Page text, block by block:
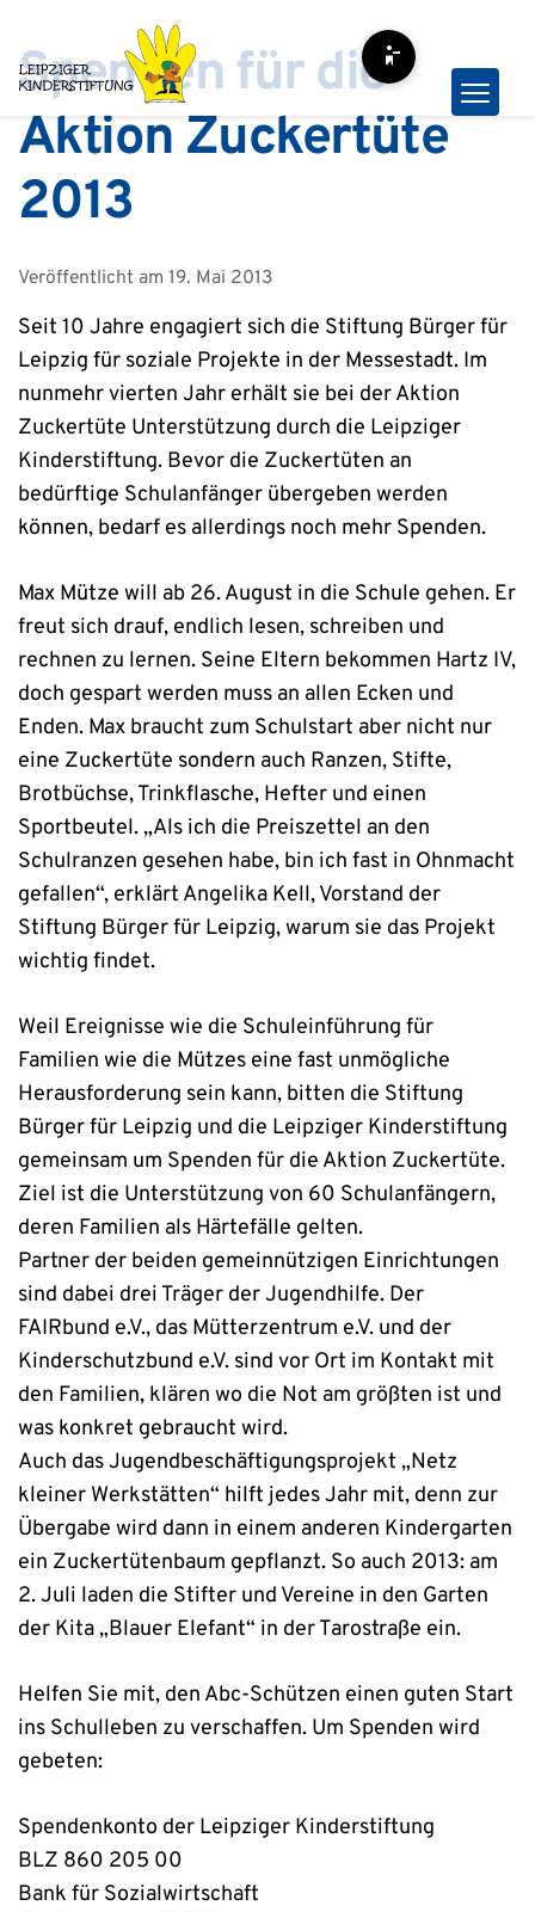
Inhalt
springen
Spenden für die
Aktion Zuckertüte
2013
Veröffentlicht am 19. Mai 2013
Seit 10 Jahre engagiert sich die Stiftung Bürger für
Leipzig für soziale Projekte in der Messestadt. Im
nunmehr vierten Jahr erhält sie bei der Aktion
Zuckertüte Unterstützung durch die Leipziger
Kinderstiftung. Bevor die Zuckertüten an
bedürftige Schulanfänger übergeben werden
können, bedarf es allerdings noch mehr Spenden.
Max Mütze will ab 26. August in die Schule gehen. Er
freut sich drauf, endlich lesen, schreiben und
rechnen zu lernen. Seine Eltern bekommen Hartz IV,
doch gespart werden muss an allen Ecken und
Enden. Max braucht zum Schulstart aber nicht nur
eine Zuckertüte sondern auch Ranzen, Stifte,
Brotbüchse, Trinkflasche, Hefter und einen
Sportbeutel. „Als ich die Preiszettel an den
Schulranzen gesehen habe, bin ich fast in Ohnmacht
gefallen“, erklärt Angelika Kell, Vorstand der
Stiftung Bürger für Leipzig, warum sie das Projekt
wichtig findet.
Weil Ereignisse wie die Schuleinführung für
Familien wie die Mützes eine fast unmögliche
Herausforderung sein kann, bitten die Stiftung
Bürger für Leipzig und die Leipziger Kinderstiftung
gemeinsam um Spenden für die Aktion Zuckertüte.
Ziel ist die Unterstützung von 60 Schulanfängern,
deren Familien als Härtefälle gelten.
Partner der beiden gemeinnützigen Einrichtungen
sind dabei drei Träger der Jugendhilfe. Der
FAIRbund e.V., das Mütterzentrum e.V. und der
Kinderschutzbund e.V. sind vor Ort im Kontakt mit
den Familien, klären wo die Not am größten ist und
was konkret gebraucht wird.
Auch das Jugendbeschäftigungsprojekt „Netz
kleiner Werkstätten“ hilft jedes Jahr mit, denn zur
Übergabe wird dann in einem anderen Kindergarten
ein Zuckertütenbaum gepflanzt. So auch 2013: am
2. Juli laden die Stifter und Vereine in den Garten
der Kita „Blauer Elefant“ in der Tarostraße ein.
Helfen Sie mit, den Abc-Schützen einen guten Start
ins Schulleben zu verschaffen. Um Spenden wird
gebeten:
Spendenkonto der Leipziger Kinderstiftung
BLZ 860 205 00
Bank für Sozialwirtschaft
Barrierefreiheit-